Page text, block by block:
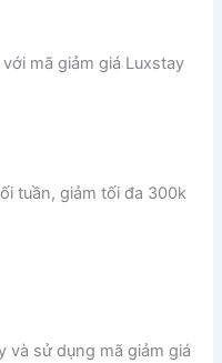
mã giảm giá Luxstay
tuần, giảm tối đa 300k
và sử dụng mã giảm giá